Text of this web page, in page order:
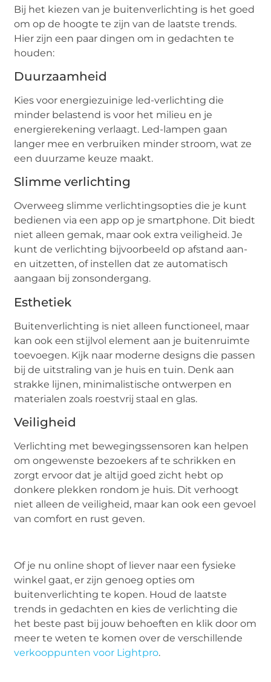
Bij het kiezen van je buitenverlichting is het goed
om op de hoogte te zijn van de laatste trends.
Hier zijn een paar dingen om in gedachten te
houden:
Duurzaamheid
Kies voor energiezuinige led-verlichting die
minder belastend is voor het milieu en je
energierekening verlaagt. Led-lampen gaan
langer mee en verbruiken minder stroom, wat ze
een duurzame keuze maakt.
Slimme verlichting
Overweeg slimme verlichtingsopties die je kunt
bedienen via een app op je smartphone. Dit biedt
niet alleen gemak, maar ook extra veiligheid. Je
kunt de verlichting bijvoorbeeld op afstand aan-
en uitzetten, of instellen dat ze automatisch
aangaan bij zonsondergang.
Esthetiek
Buitenverlichting is niet alleen functioneel, maar
kan ook een stijlvol element aan je buitenruimte
toevoegen. Kijk naar moderne designs die passen
bij de uitstraling van je huis en tuin. Denk aan
strakke lijnen, minimalistische ontwerpen en
materialen zoals roestvrij staal en glas.
Veiligheid
Verlichting met bewegingssensoren kan helpen
om ongewenste bezoekers af te schrikken en
zorgt ervoor dat je altijd goed zicht hebt op
donkere plekken rondom je huis. Dit verhoogt
niet alleen de veiligheid, maar kan ook een gevoel
van comfort en rust geven.
Of je nu online shopt of liever naar een fysieke
winkel gaat, er zijn genoeg opties om
buitenverlichting te kopen. Houd de laatste
trends in gedachten en kies de verlichting die
het beste past bij jouw behoeften en klik door om
meer te weten te komen over de verschillende
verkooppunten voor Lightpro.